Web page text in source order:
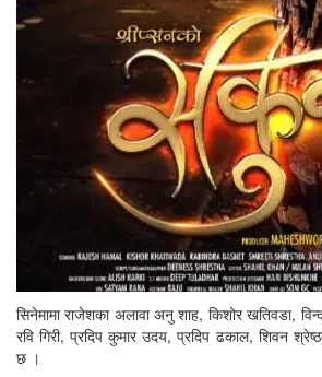
सिनेमामा राजेशका अलावा अनु शाह, किशोर खतिवडा,
रवि गिरी, प्रदिप कुमार उदय, प्रदिप ढकाल, शिवन
छ ।